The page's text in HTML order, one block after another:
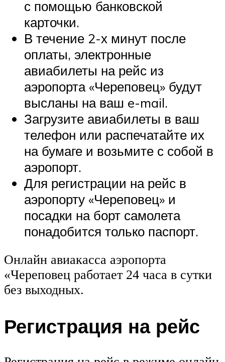
с помощью банковской
карточки.
В течение 2-х минут после
оплаты, электронные
авиабилеты на рейс из
аэропорта «Череповец» будут
высланы на ваш e-mail.
Загрузите авиабилеты в ваш
телефон или распечатайте их
на бумаге и возьмите с собой в
аэропорт.
Для регистрации на рейс в
аэропорту «Череповец» и
посадки на борт самолета
понадобится только паспорт.
Онлайн авиакасса аэропорта
«Череповец работает 24 часа в сутки
без выходных.
Регистрация на рейс